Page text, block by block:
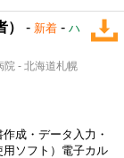
- 新着 - ハ
- 北海道札幌
成・データ入力・
ソフト） 電子カル